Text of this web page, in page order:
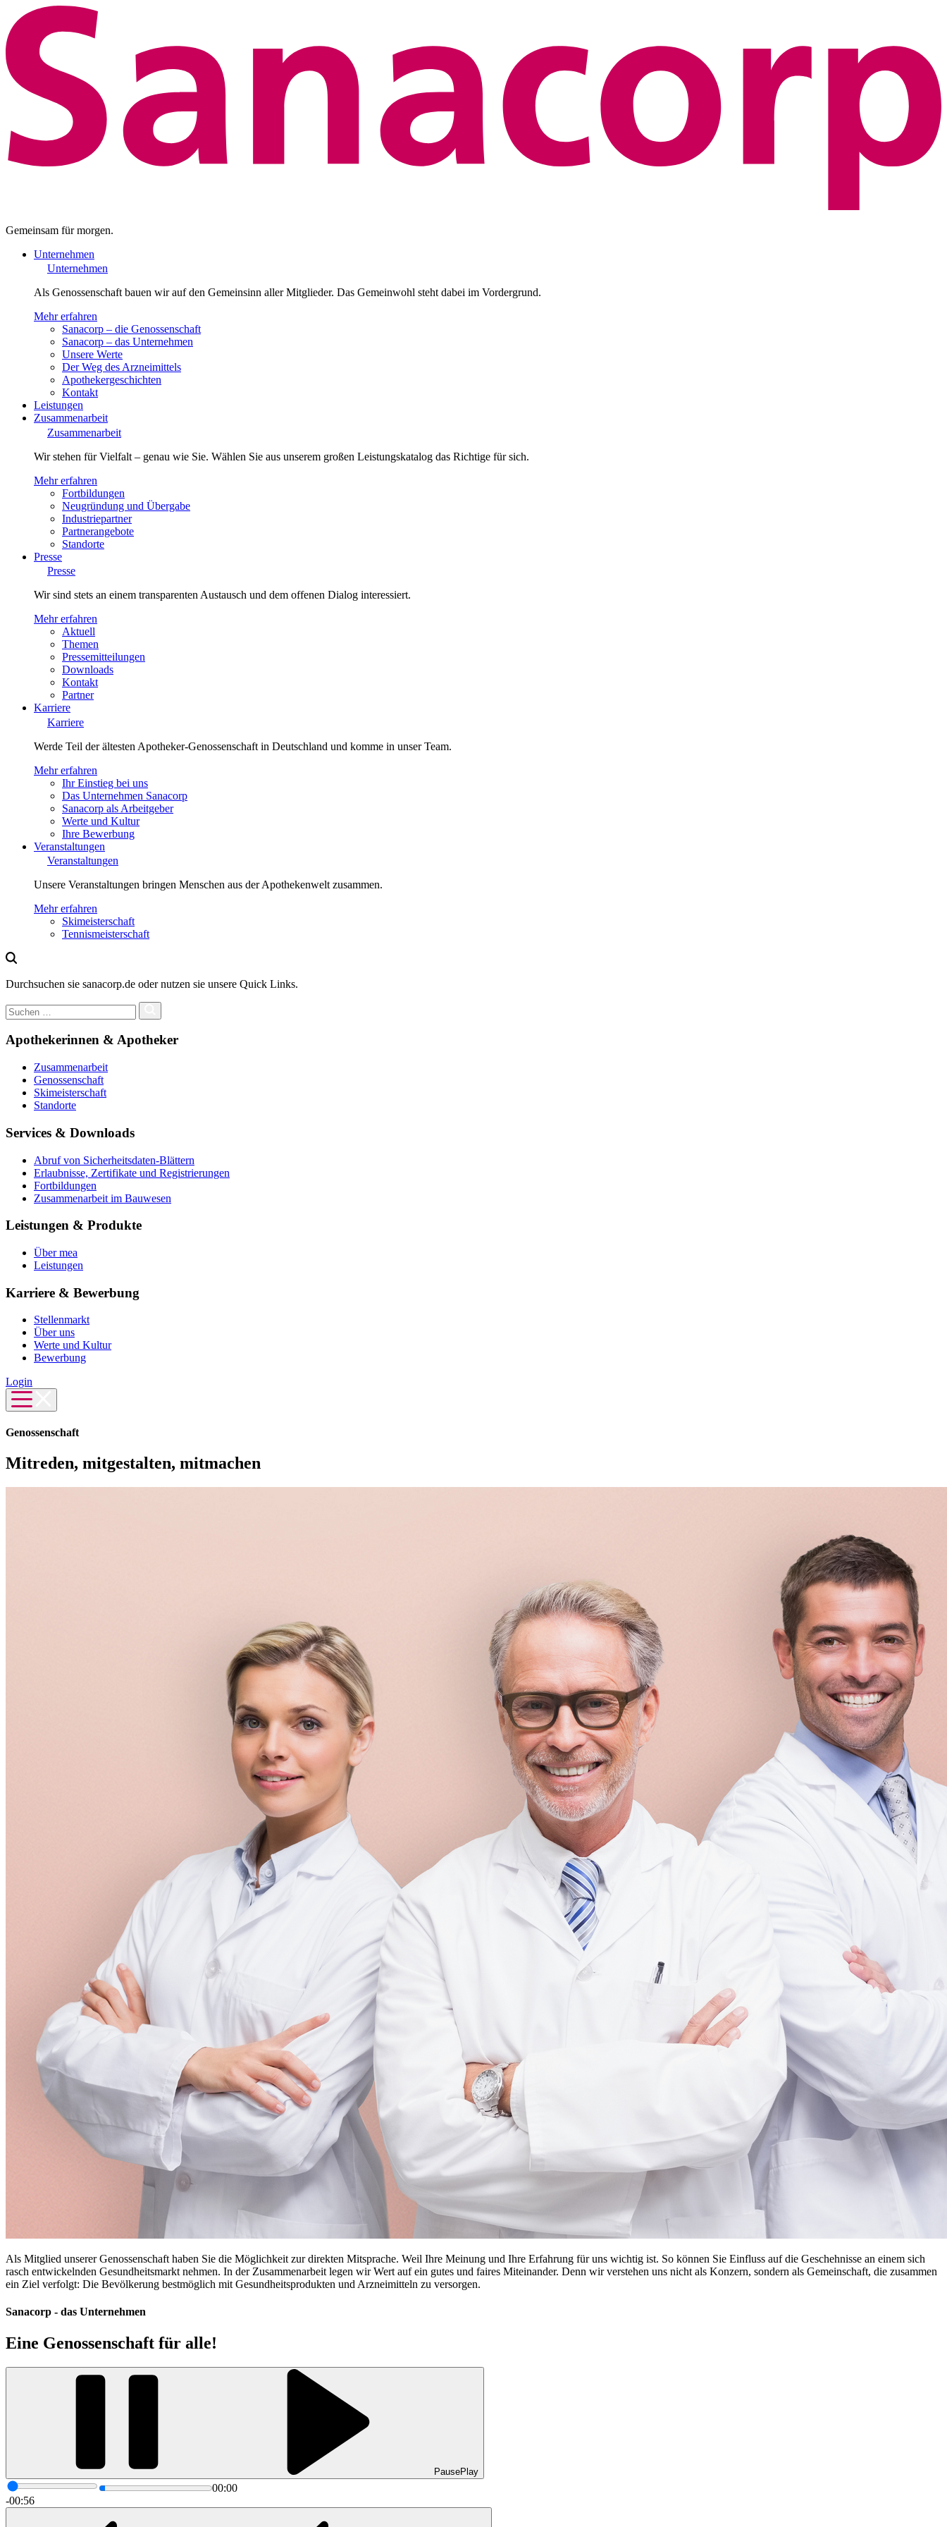
Gemeinsam für morgen.
Unternehmen
Unternehmen
Als Genossenschaft bauen wir auf den Gemeinsinn aller Mitglieder. Das Gemeinwohl steht dabei im Vordergrund.
Mehr erfahren
Sanacorp – die Genossenschaft
Sanacorp – das Unternehmen
Unsere Werte
Der Weg des Arzneimittels
Apothekergeschichten
Kontakt
Leistungen
Zusammenarbeit
Zusammenarbeit
Wir stehen für Vielfalt – genau wie Sie. Wählen Sie aus unserem großen Leistungskatalog das Richtige für sich.
Mehr erfahren
Fortbildungen
Neugründung und Übergabe
Industriepartner
Partnerangebote
Standorte
Presse
Presse
Wir sind stets an einem transparenten Austausch und dem offenen Dialog interessiert.
Mehr erfahren
Aktuell
Themen
Pressemitteilungen
Downloads
Kontakt
Partner
Karriere
Karriere
Werde Teil der ältesten Apotheker-Genossenschaft in Deutschland und komme in unser Team.
Mehr erfahren
Ihr Einstieg bei uns
Das Unternehmen Sanacorp
Sanacorp als Arbeitgeber
Werte und Kultur
Ihre Bewerbung
Veranstaltungen
Veranstaltungen
Unsere Veranstaltungen bringen Menschen aus der Apothekenwelt zusammen.
Mehr erfahren
Skimeisterschaft
Tennismeisterschaft
Durchsuchen sie sanacorp.de oder nutzen sie unsere Quick Links.
Apothekerinnen & Apotheker
Zusammenarbeit
Genossenschaft
Skimeisterschaft
Standorte
Services & Downloads
Abruf von Sicherheitsdaten-Blättern
Erlaubnisse, Zertifikate und Registrierungen
Fortbildungen
Zusammenarbeit im Bauwesen
Leistungen & Produkte
Über mea
Leistungen
Karriere & Bewerbung
Stellenmarkt
Über uns
Werte und Kultur
Bewerbung
Login
Genossenschaft
Mitreden, mitgestalten, mitmachen
Als Mitglied unserer Genossenschaft haben Sie die Möglichkeit zur direkten Mitsprache. Weil Ihre Meinung und Ihre Erfahrung für uns wichtig ist. So können Sie Einfluss auf die Geschehnisse an einem sich
rasch entwickelnden Gesundheitsmarkt nehmen. In der Zusammenarbeit legen wir Wert auf ein gutes und faires Miteinander. Denn wir verstehen uns nicht als Konzern, sondern als Gemeinschaft, die zusammen
ein Ziel verfolgt: Die Bevölkerung bestmöglich mit Gesundheitsprodukten und Arzneimitteln zu versorgen.
Sanacorp - das Unternehmen
Eine Genossenschaft für alle!
PausePlay
00:00
-00:56